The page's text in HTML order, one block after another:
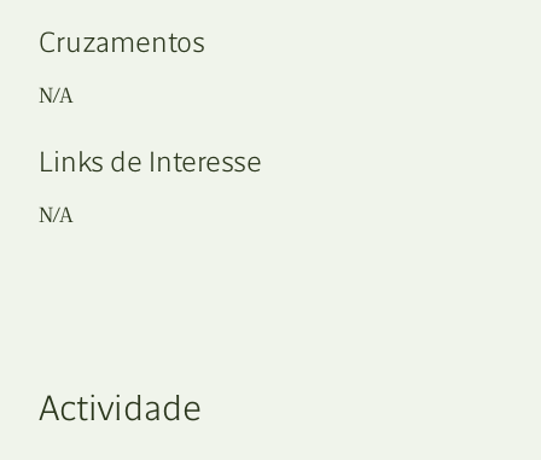
Cruzamentos
N/A
Links de Interesse
N/A
Actividade